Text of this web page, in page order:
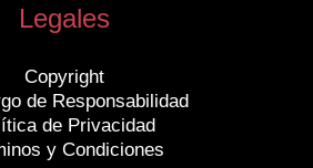
Legales
Copyright
de Responsabilidad
de Privacidad
y Condiciones